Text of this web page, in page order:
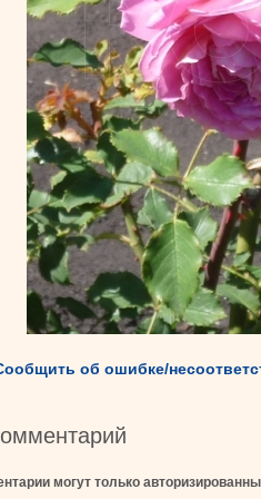
об ошибке/
могут только